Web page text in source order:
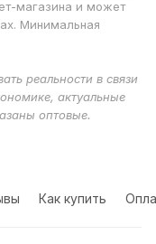
магазина и может
Минимальная
реальности в связи
актуальные
оптовые.
Как купить